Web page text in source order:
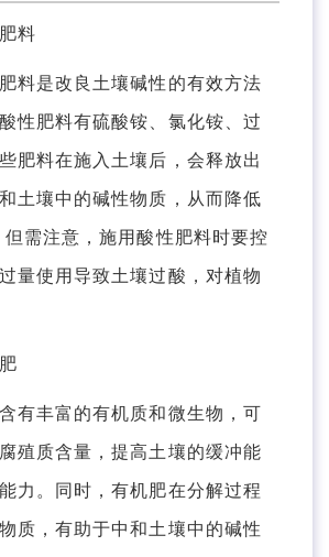
料
是改良土壤碱性的有效方法
性肥料有硫酸铵、氯化铵、过
肥料在施入土壤后，会释放出
土壤中的碱性物质，从而降低
需注意，施用酸性肥料时要控
量使用导致土壤过酸，对植物
丰富的有机质和微生物，可
殖质含量，提高土壤的缓冲能
力。同时，有机肥在分解过程
质，有助于中和土壤中的碱性